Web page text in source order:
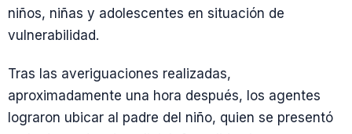
niños, niñas y adolescentes en situación de
vulnerabilidad.
Tras las averiguaciones realizadas,
aproximadamente una hora después, los agentes
lograron ubicar al padre del niño, quien se presentó